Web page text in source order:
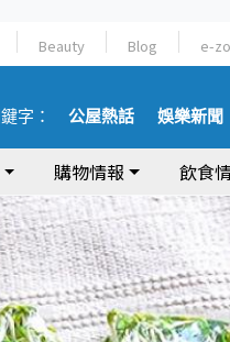
Beauty Blog e-
字： 公屋熱話 娛樂新聞
購物情報 飲食